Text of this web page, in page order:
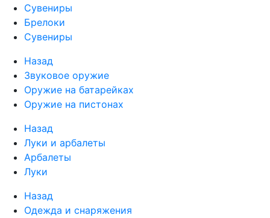
Сувениры
Брелоки
Сувениры
Назад
Звуковое оружие
Оружие на батарейках
Оружие на пистонах
Назад
Луки и арбалеты
Арбалеты
Луки
Назад
Одежда и снаряжения